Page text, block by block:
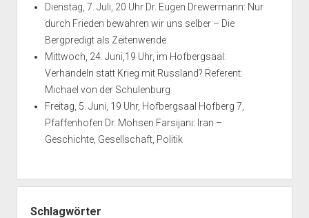
Dienstag, 7. Juli, 20 Uhr Dr. Eugen Drewermann: Nur
durch Frieden bewahren wir uns selber – Die
Bergpredigt als Zeitenwende
Mittwoch, 24. Juni,19 Uhr, im Hofbergsaal:
Verhandeln statt Krieg mit Russland? Referent:
Michael von der Schulenburg
Freitag, 5. Juni, 19 Uhr, Hofbergsaal Hofberg 7,
Pfaffenhofen Dr. Mohsen Farsijani: Iran –
Geschichte, Gesellschaft, Politik
Schlagwörter